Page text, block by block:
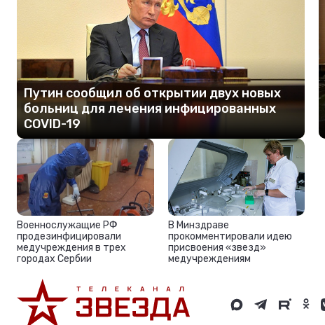
Путин сообщил об открытии двух новых
больниц для лечения инфицированных
COVID-19
Военнослужащие РФ
продезинфицировали
медучреждения в трех
городах Сербии
В Минздраве
прокомментировали идею
присвоения «звезд»
медучреждениям